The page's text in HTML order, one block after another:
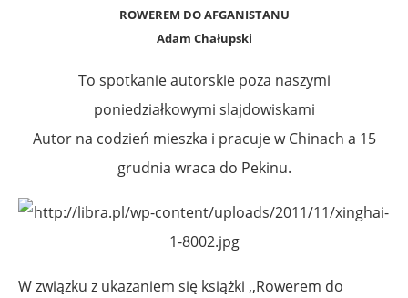
ROWEREM DO AFGANISTANU
Adam Chałupski
To spotkanie autorskie poza naszymi
poniedziałkowymi slajdowiskami
Autor na codzień mieszka i pracuje w Chinach a 15
grudnia wraca do Pekinu.
W związku z ukazaniem się książki ,,Rowerem do